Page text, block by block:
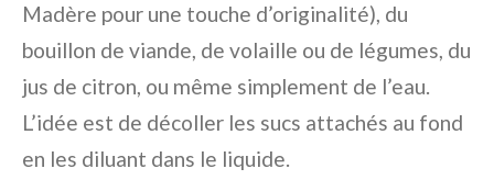
Madère pour une touche d’originalité), du
bouillon de viande, de volaille ou de légumes, du
jus de citron, ou même simplement de l’eau.
L’idée est de décoller les sucs attachés au fond
en les diluant dans le liquide.